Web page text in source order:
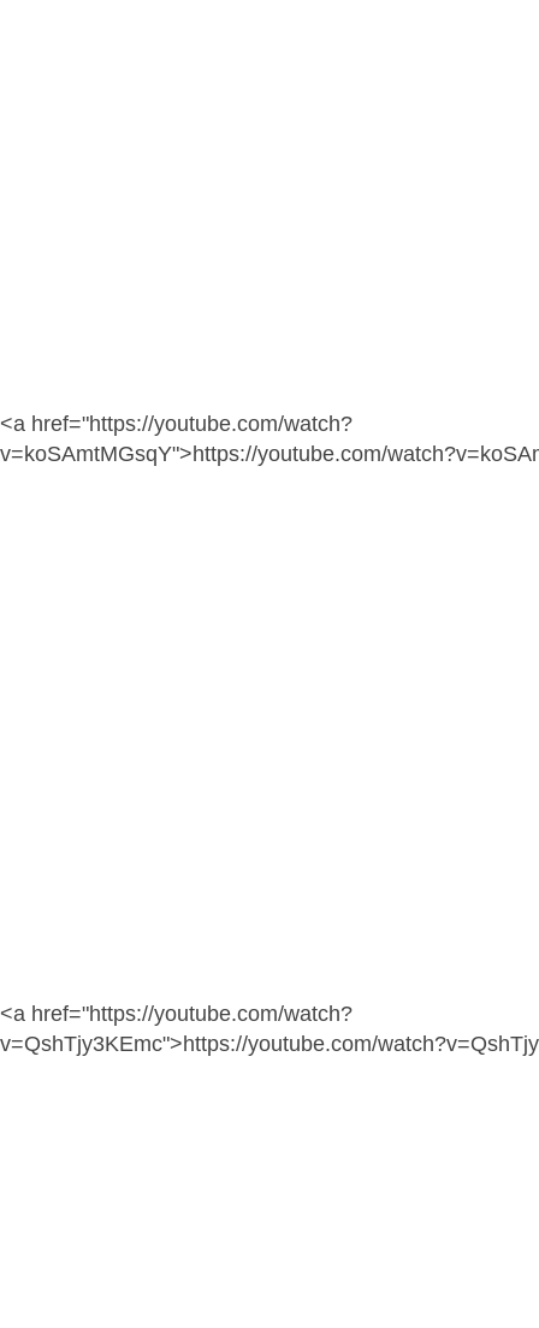
<a href="https://youtube.com/watch?
v=koSAmtMGsqY">https://youtube.com/
<a href="https://youtube.com/watch?
v=QshTjy3KEmc">https://youtube.com/